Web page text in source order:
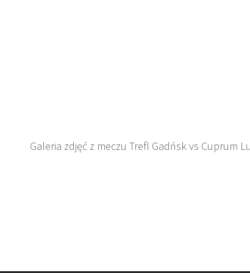
Galeria zdjęć z meczu Trefl Gadńsk vs Cuprum